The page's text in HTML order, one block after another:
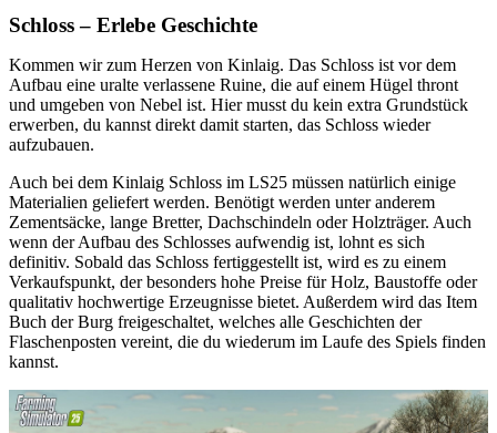
Schloss – Erlebe Geschichte
Kommen wir zum Herzen von Kinlaig. Das Schloss ist vor dem
Aufbau eine uralte verlassene Ruine, die auf einem Hügel thront
und umgeben von Nebel ist. Hier musst du kein extra Grundstück
erwerben, du kannst direkt damit starten, das Schloss wieder
aufzubauen.
Auch bei dem Kinlaig Schloss im LS25 müssen natürlich einige
Materialien geliefert werden. Benötigt werden unter anderem
Zementsäcke, lange Bretter, Dachschindeln oder Holzträger. Auch
wenn der Aufbau des Schlosses aufwendig ist, lohnt es sich
definitiv. Sobald das Schloss fertiggestellt ist, wird es zu einem
Verkaufspunkt, der besonders hohe Preise für Holz, Baustoffe oder
qualitativ hochwertige Erzeugnisse bietet. Außerdem wird das Item
Buch der Burg freigeschaltet, welches alle Geschichten der
Flaschenposten vereint, die du wiederum im Laufe des Spiels finden
kannst.